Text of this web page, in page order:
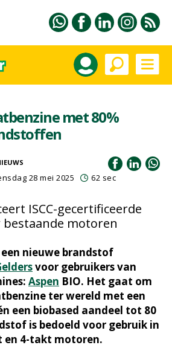
met 80%
28 mei 2025 62 sec
ISCC-gecertificeerde
motoren
nieuwe brandstof
voor gebruikers van
Aspen BIO. Het gaat om
ter wereld met een
een biobased aandeel tot 80
is bedoeld voor gebruik in
en 4-takt motoren.